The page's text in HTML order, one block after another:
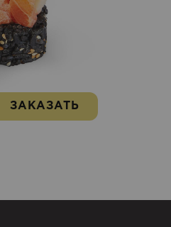
ЗАКАЗАТЬ